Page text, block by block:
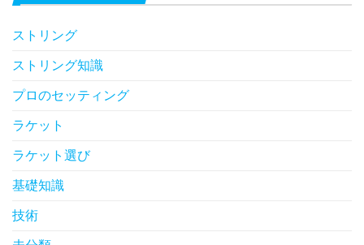
ストリング
ストリング知識
プロのセッティング
ラケット
ラケット選び
基礎知識
技術